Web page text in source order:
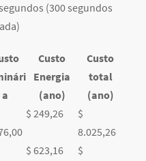
(300 segundos
a
Custo
Energia
(ano)
Custo
total
(ano)
$ 249,26
$
8.025,26
$ 623,16
$